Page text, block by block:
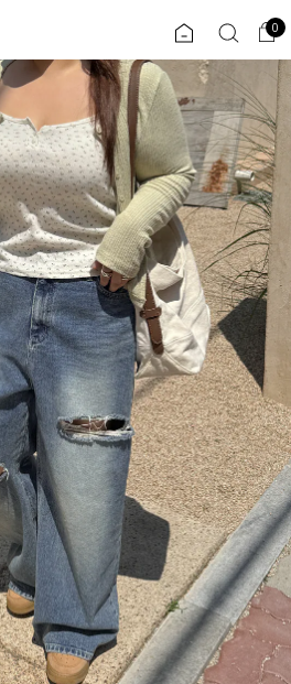
0
ENG
TW
JP
플러스핏 회원혜택 입
COMMUNITY
ALL
익스클루시브
아우터
티셔츠
니트
블라우스
원피스
팬츠
0